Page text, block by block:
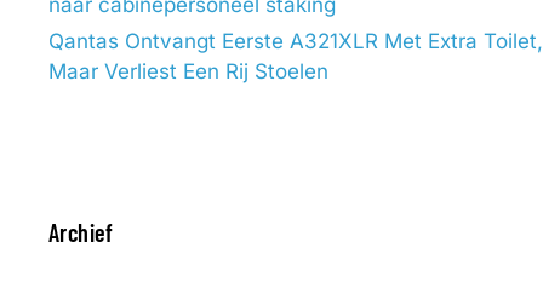
naar cabinepersoneel staking
Qantas Ontvangt Eerste A321XLR Met Extra Toilet,
Maar Verliest Een Rij Stoelen
Archief